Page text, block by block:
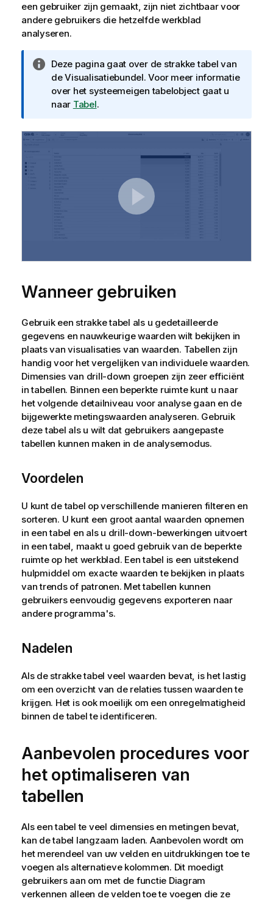
een gebruiker zijn gemaakt, zijn niet zichtbaar voor
andere gebruikers die hetzelfde werkblad
analyseren.
I
n
f
o
m
Deze pagina gaat over de strakke tabel van
de Visualisatiebundel. Voor meer informatie
over het systeemeigen tabelobject gaat u
naar Tabel.
Wanneer gebruiken
Gebruik een strakke tabel als u gedetailleerde
gegevens en nauwkeurige waarden wilt bekijken in
plaats van visualisaties van waarden. Tabellen zijn
handig voor het vergelijken van individuele waarden.
Dimensies van drill-down groepen zijn zeer efficiënt
in tabellen. Binnen een beperkte ruimte kunt u naar
het volgende detailniveau voor analyse gaan en de
bijgewerkte metingswaarden analyseren. Gebruik
deze tabel als u wilt dat gebruikers aangepaste
tabellen kunnen maken in de analysemodus.
Voordelen
U kunt de tabel op verschillende manieren filteren en
sorteren. U kunt een groot aantal waarden opnemen
in een tabel en als u drill-down-bewerkingen uitvoert
in een tabel, maakt u goed gebruik van de beperkte
ruimte op het werkblad. Een tabel is een uitstekend
hulpmiddel om exacte waarden te bekijken in plaats
van trends of patronen. Met tabellen kunnen
gebruikers eenvoudig gegevens exporteren naar
andere programma's.
Nadelen
Als de strakke tabel veel waarden bevat, is het lastig
om een overzicht van de relaties tussen waarden te
krijgen. Het is ook moeilijk om een onregelmatigheid
binnen de tabel te identificeren.
Aanbevolen procedures voor
het optimaliseren van
tabellen
Als een tabel te veel dimensies en metingen bevat,
kan de tabel langzaam laden. Aanbevolen wordt om
het merendeel van uw velden en uitdrukkingen toe te
voegen als alternatieve kolommen. Dit moedigt
gebruikers aan om met de functie Diagram
verkennen alleen de velden toe te voegen die ze